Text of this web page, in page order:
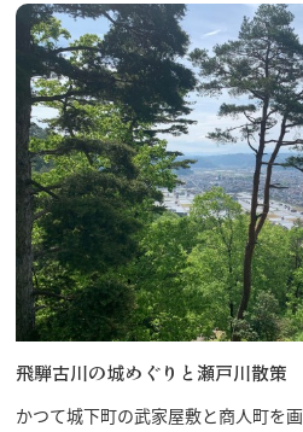
飛騨古川の城めぐりと瀬戸川散策
かつて城下町の武家屋敷と商人町を